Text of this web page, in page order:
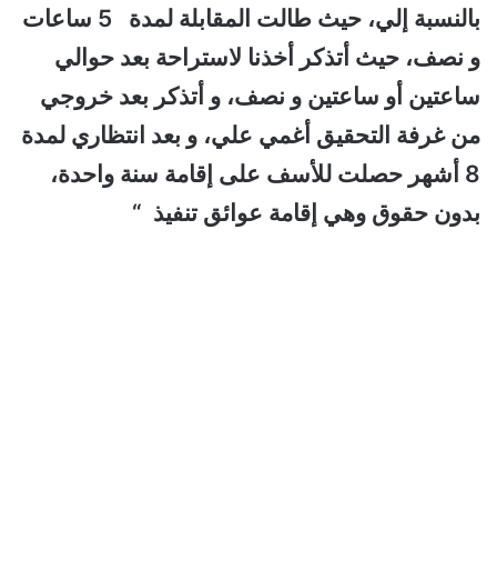
بالنسبة إلي، حيث طالت المقابلة لمدة 5 ساعات
و نصف، حيث أتذكر أخذنا لاستراحة بعد حوالي
ساعتين أو ساعتين و نصف، و أتذكر بعد خروجي
من غرفة التحقيق أغمي علي، و بعد انتظاري لمدة
8 أشهر حصلت للأسف على إقامة سنة واحدة،
بدون حقوق وهي إقامة عوائق تنفيذ “